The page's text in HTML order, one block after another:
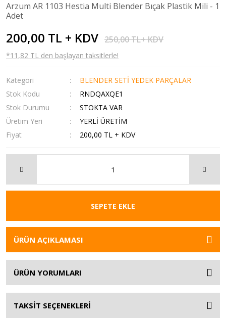
Arzum AR 1103 Hestia Multi Blender Bıçak Plastik Mili - 1
Adet
200,00 TL + KDV 250,00 TL+ KDV
*11,82 TL den başlayan taksitlerle!
Kategori
BLENDER SETİ YEDEK PARÇALAR
Stok Kodu
RNDQAXQE1
Stok Durumu
STOKTA VAR
Üretim Yeri
YERLİ ÜRETİM
Fiyat
200,00 TL + KDV
SEPETE EKLE
ÜRÜN AÇIKLAMASI
ÜRÜN YORUMLARI
TAKSİT SEÇENEKLERİ